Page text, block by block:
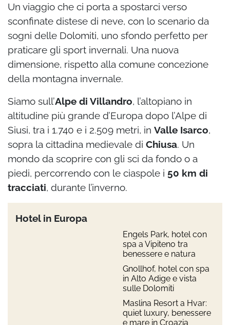
Un viaggio che ci porta a spostarci verso
sconfinate distese di neve, con lo scenario da
sogni delle Dolomiti, uno sfondo perfetto per
praticare gli sport invernali. Una nuova
dimensione, rispetto alla comune concezione
della montagna invernale.
Siamo sull’Alpe di Villandro, l’altopiano in
altitudine più grande d’Europa dopo l’Alpe di
Siusi, tra i 1.740 e i 2.509 metri, in Valle Isarco,
sopra la cittadina medievale di Chiusa. Un
mondo da scoprire con gli sci da fondo o a
piedi, percorrendo con le ciaspole i 50 km di
tracciati, durante l’inverno.
Hotel in Europa
Engels Park, hotel con
spa a Vipiteno tra
benessere e natura
Gnollhof, hotel con spa
in Alto Adige e vista
sulle Dolomiti
Maslina Resort a Hvar:
quiet luxury, benessere
e mare in Croazia